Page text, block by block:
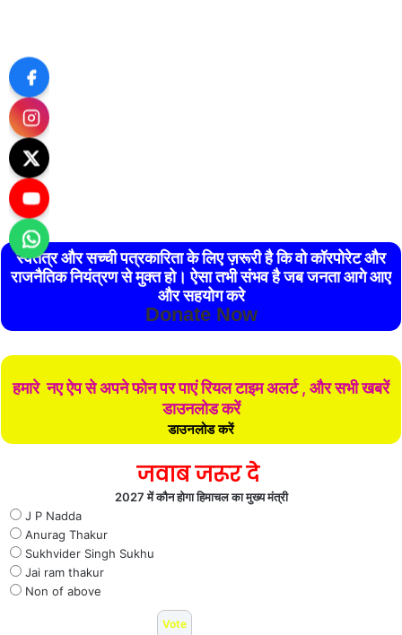
स्वतंत्र और सच्ची पत्रकारिता के लिए ज़रूरी है कि वो कॉरपोरेट और
राजनैतिक नियंत्रण से मुक्त हो। ऐसा तभी संभव है जब जनता आगे आए
और सहयोग करे
Donate Now
हमारे नए ऐप से अपने फोन पर पाएं रियल टाइम अलर्ट , और सभी खबरें
डाउनलोड करें
डाउनलोड करें
जवाब जरूर दे
2027 में कौन होगा हिमाचल का मुख्य मंत्री
J P Nadda
Anurag Thakur
Sukhvider Singh Sukhu
Jai ram thakur
Non of above